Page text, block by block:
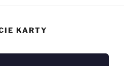
KARTY